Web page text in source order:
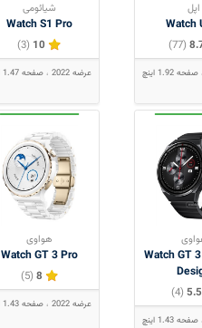
اپل
Watch
(77)
صفحه 1.92 اینچ
شیائومی
Watch S1 Pro
10
(3)
عرضه 2022 صفحه 1.47 اینچ
Watch GT
5.5
(4)
صفحه 1.43 اینچ
هواوی
Watch GT 3 Pro
8
(5)
عرضه 2022 صفحه 1.43 اینچ